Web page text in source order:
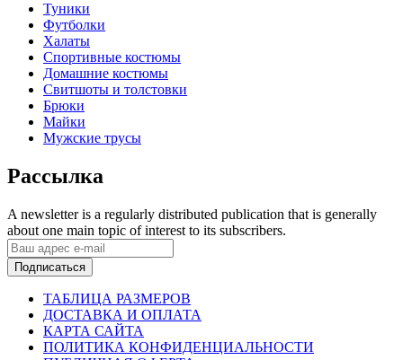
Туники
Футболки
Халаты
Спортивные костюмы
Домашние костюмы
Свитшоты и толстовки
Брюки
Майки
Мужские трусы
Рассылка
A newsletter is a regularly distributed publication that is generally
about one main topic of interest to its subscribers.
Подписаться
ТАБЛИЦА РАЗМЕРОВ
ДОСТАВКА И ОПЛАТА
КАРТА САЙТА
ПОЛИТИКА КОНФИДЕНЦИАЛЬНОСТИ